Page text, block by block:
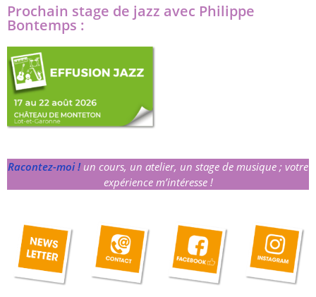
Prochain stage de jazz avec Philippe
Bontemps :
Racontez-moi ! un cours, un atelier, un stage de musique ; votre
expérience m’intéresse !